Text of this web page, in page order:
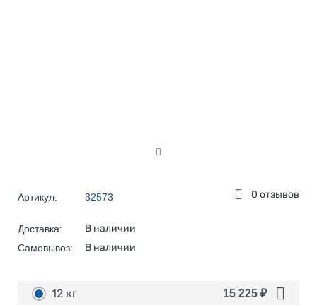
0 отзывов
Артикул: 32573
Доставка: В наличии
Самовывоз: В наличии
12 кг 15 225 ₽